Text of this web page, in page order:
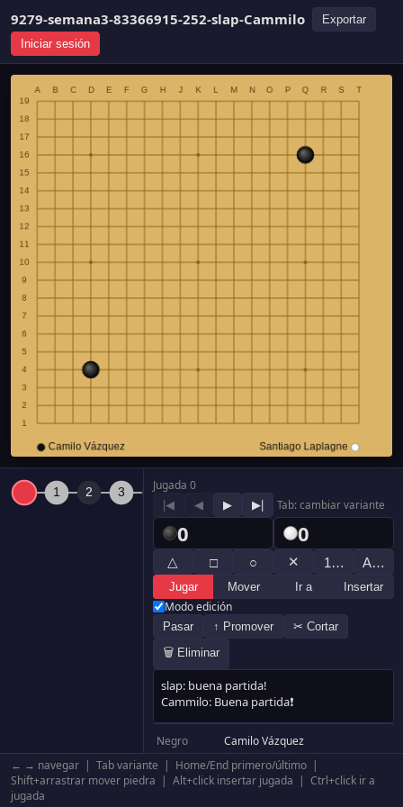
9279-semana3-83366915-252-slap-Cammilo
Exportar
Iniciar sesión
Jugada 0
|◀ ◀ ▶ ▶| Tab: cambiar variante
0 0
△ □ ○ ✕ 1… A…
Jugar Mover Ir a Insertar
Modo edición
Pasar ↑ Promover
✂ Cortar
🗑 Eliminar
Negro
Camilo Vázquez
Blanco
Santiago Laplagne
Resultado
Blanco +1.5
← → navegar | Tab variante | Home/End primero/último |
Shift+arrastrar mover piedra | Alt+click insertar jugada | Ctrl+click ir a
jugada